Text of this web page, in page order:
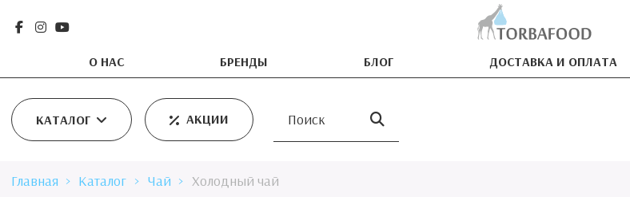
О НАС БРЕНДЫ БЛОГ ДОСТАВКА И ОПЛАТА
КАТАЛОГ АКЦИИ
Главная Каталог Чай Холодный чай